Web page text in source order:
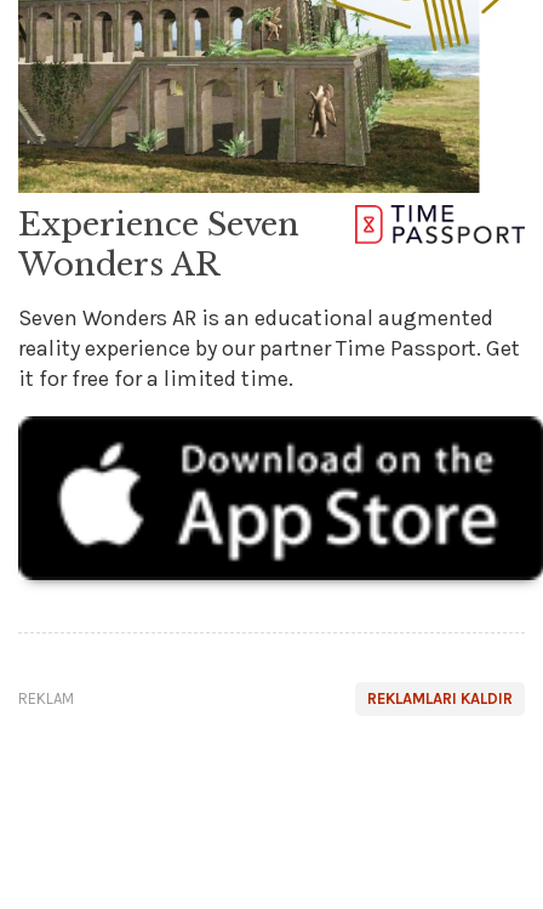
Experience Seven
Wonders AR
Seven Wonders AR is an educational augmented
reality experience by our partner Time Passport. Get
it for free for a limited time.
REKLAMLARI KALDIR
REKLAM